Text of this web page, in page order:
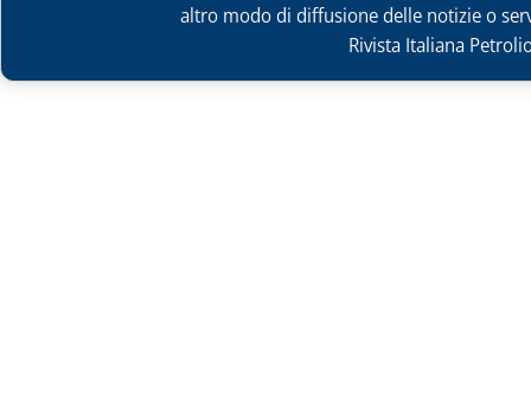
altro modo di diffusione delle notizie o
Rivista Italiana